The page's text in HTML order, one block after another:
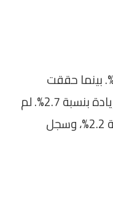
آخر، حقق قطاع الخدمات المالية غير المصرفية نموًا بنسبة 2.8%. بينما حققت
قطاعات المقاولات والإنشاءات الهندسية والطاقة والخدمات المساندة زيادة بنسبة 2.7%. لم
تتوقف المكاسب عند هذا الحد، فقد ارتفعت خدمات النقل والشحن بنسبة 2.2%، وسجل